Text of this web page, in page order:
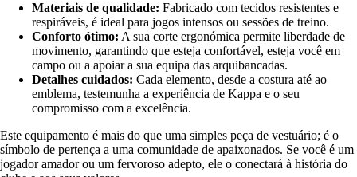
Materiais de qualidade: Fabricado com tecidos resistentes e
respiráveis, é ideal para jogos intensos ou sessões de treino.
Conforto ótimo: A sua corte ergonómica permite liberdade de
movimento, garantindo que esteja confortável, esteja você em
campo ou a apoiar a sua equipa das arquibancadas.
Detalhes cuidados: Cada elemento, desde a costura até ao
emblema, testemunha a experiência de Kappa e o seu
compromisso com a excelência.
Este equipamento é mais do que uma simples peça de vestuário; é o
símbolo de pertença a uma comunidade de apaixonados. Se você é um
jogador amador ou um fervoroso adepto, ele o conectará à história do